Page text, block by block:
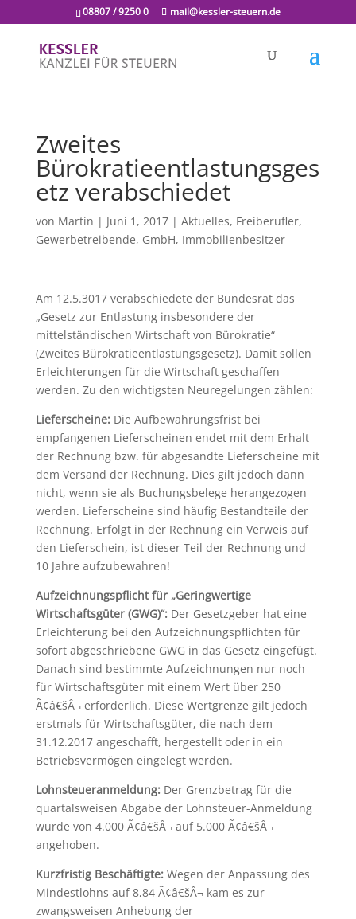
08807 / 9250 0 mail@kessler-steuern.de
Zweites
Bürokratieentlastungsges
etz verabschiedet
von Martin | Juni 1, 2017| Aktuelles, Freiberufler,
Gewerbetreibende, GmbH, Immobilienbesitzer
Am 12.5.3017 verabschiedete der Bundesrat das
„Gesetz zur Entlastung insbesondere der
mittelständischen Wirtschaft von Bürokratie“
(Zweites Bürokratieentlastungsgesetz). Damit sollen
Erleichterungen für die Wirtschaft geschaffen
werden. Zu den wichtigsten Neuregelungen zählen:
Lieferscheine:Die Aufbewahrungsfrist bei
empfangenen Lieferscheinen endet mit dem Erhalt
der Rechnung bzw. für abgesandte Lieferscheine mit
dem Versand der Rechnung. Dies gilt jedoch dann
nicht, wenn sie als Buchungsbelege herangezogen
werden. Lieferscheine sind häufig Bestandteile der
Rechnung. Erfolgt in der Rechnung ein Verweis auf
den Lieferschein, ist dieser Teil der Rechnung und
10 Jahre aufzubewahren!
Aufzeichnungspflicht für „Geringwertige
Wirtschaftsgüter (GWG)“: Der Gesetzgeber hat eine
Erleichterung bei den Aufzeichnungspflichten für
sofort abgeschriebene GWG in das Gesetz eingefügt.
Danach sind bestimmte Aufzeichnungen nur noch
für Wirtschaftsgüter mit einem Wert über 250
Ã¢â€šÂ¬ erforderlich. Diese Wertgrenze gilt jedoch
erstmals für Wirtschaftsgüter, die nach dem
31.12.2017 angeschafft, hergestellt oder in ein
Betriebsvermögen eingelegt werden.
Lohnsteueranmeldung:Der Grenzbetrag für die
quartalsweisen Abgabe der Lohnsteuer-Anmeldung
wurde von 4.000 Ã¢â€šÂ¬ auf 5.000 Ã¢â€šÂ¬
angehoben.
Kurzfristig Beschäftigte: Wegen der Anpassung des
Mindestlohns auf 8,84 Ã¢â€šÂ¬ kam es zur
zwangsweisen Anhebung der